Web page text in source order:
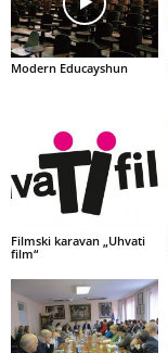
Modern Educayshun
Filmski karavan „Uhvati
film“